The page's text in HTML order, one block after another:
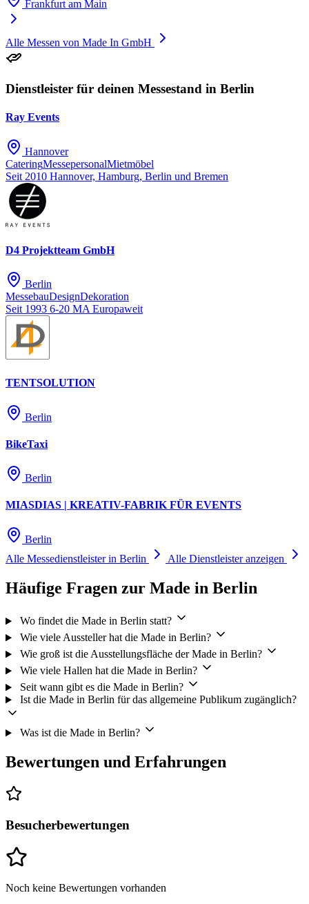
Frankfurt am Main
Alle Messen von Made In GmbH
Dienstleister für deinen Messestand in Berlin
Ray Events
Hannover
CateringMessepersonalMietmöbel
Seit 2010 Hannover, Hamburg, Berlin und Bremen
D4 Projektteam GmbH
Berlin
MessebauDesignDekoration
Seit 1993 6-20 MA Europaweit
TENTSOLUTION
Berlin
BikeTaxi
Berlin
MIASDIAS | KREATIV-FABRIK FÜR EVENTS
Berlin
Alle Messedienstleister in Berlin
Alle Dienstleister anzeigen
Häufige Fragen zur Made in Berlin
Wo findet die Made in Berlin statt?
Wie viele Aussteller hat die Made in Berlin?
Wie groß ist die Ausstellungsfläche der Made in Berlin?
Wie viele Hallen hat die Made in Berlin?
Seit wann gibt es die Made in Berlin?
Ist die Made in Berlin für das allgemeine Publikum zugänglich?
Was ist die Made in Berlin?
Bewertungen und Erfahrungen
Besucherbewertungen
Noch keine Bewertungen vorhanden